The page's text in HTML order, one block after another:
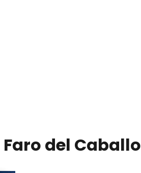
del Caballo